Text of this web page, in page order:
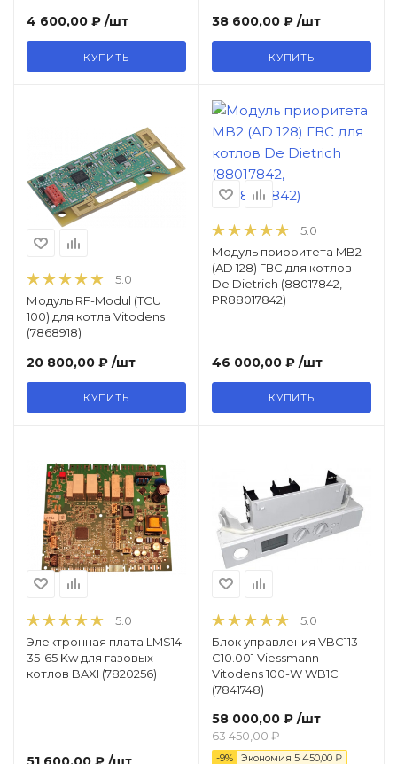
4 600,00 ₽ /шт
КУПИТЬ
38 600,00 ₽ /шт
КУПИТЬ
5.0
Модуль RF-Modul (TCU
100) для котла Vitodens
(7868918)
20 800,00 ₽ /шт
КУПИТЬ
5.0
Модуль приоритета MB2
(AD 128) ГВС для котлов
De Dietrich (88017842,
PR88017842)
46 000,00 ₽ /шт
КУПИТЬ
5.0
Электронная плата LMS14
35-65 Kw для газовых
котлов BAXI (7820256)
5.0
Блок управления VBC113-
C10.001 Viessmann
Vitodens 100-W WB1C
(7841748)
58 000,00 ₽ /шт
63 450,00 ₽
-9% Экономия 5 450,00 ₽